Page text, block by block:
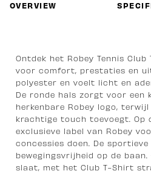
OVERVIEW
Ontdek het Robey Tennis
voor comfort, prestaties en
polyester en voelt licht en
De ronde hals zorgt voor een
herkenbare Robey logo,
krachtige touch toevoegt. Op
exclusieve label van Robey
concessies doen. De
bewegingsvrijheid op de
slaat, met het Club T-Shirt